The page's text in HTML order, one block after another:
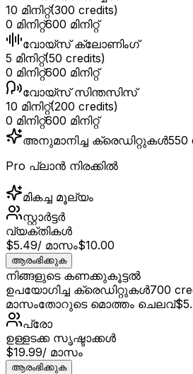
10 മിനിറ്റ്(300 credits)
0 മിനിറ്റ്600 മിനിറ്റ്
വോയ്‌സ് ക്ലോണിംഗ്
5 മിനിറ്റ്(50 credits)
0 മിനിറ്റ്600 മിനിറ്റ്
വോയ്‌സ് സിന്തസിസ്
10 മിനിറ്റ്(200 credits)
0 മിനിറ്റ്600 മിനിറ്റ്
അനുമാനിച്ച ക്രെഡിറ്റുകൾ550
Pro പ്ലാൻ നിരക്കിൽ
മികച്ച മൂല്യം
സ്റ്റാർട്ടർ
വ്യക്തികൾ
$5.49/ മാസം$10.00
ആരംഭിക്കുക
നിങ്ങളുടെ കണക്കുകൂട്ടൽ
ഉപയോഗിച്ച ക്രെഡിറ്റുകൾ700
മാസംതോറുടെ മൊത്തം ചെലവ്
പ്രോ
ഉള്ളടക്ക സൃഷ്ടാക്കൾ
$19.99/ മാസം
ആരംഭിക്കുക